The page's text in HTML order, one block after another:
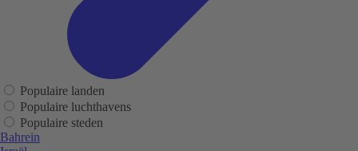
Populaire landen
Populaire luchthavens
Populaire steden
Bahrein